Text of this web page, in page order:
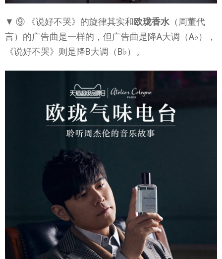
▼ ⑨ 《说好不哭》的旋律其实和欧珑香水 （周董代
言）的广告曲是一样的，但广告曲是降A大调（A♭），
《说好不哭》则是降B大调（B♭）。